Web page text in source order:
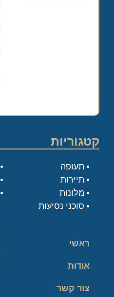
קטגוריות
תעופה
תיירות
מלונות
סוכני נסיעות
ראשי
אודות
צור קשר